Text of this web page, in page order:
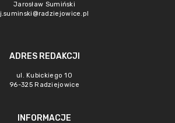
Jarosław Sumiński
j.suminski@radziejowice.pl
ADRES REDAKCJI
ul. Kubickiego 10
96-325 Radziejowice
INFORMACJE